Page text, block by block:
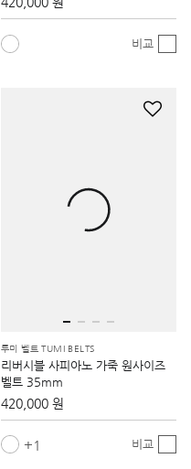
비교
투미 벨트 TUMI BELTS
리버시블 사피아노 가죽 원사이즈
벨트 35mm
420,000 원
1 비교